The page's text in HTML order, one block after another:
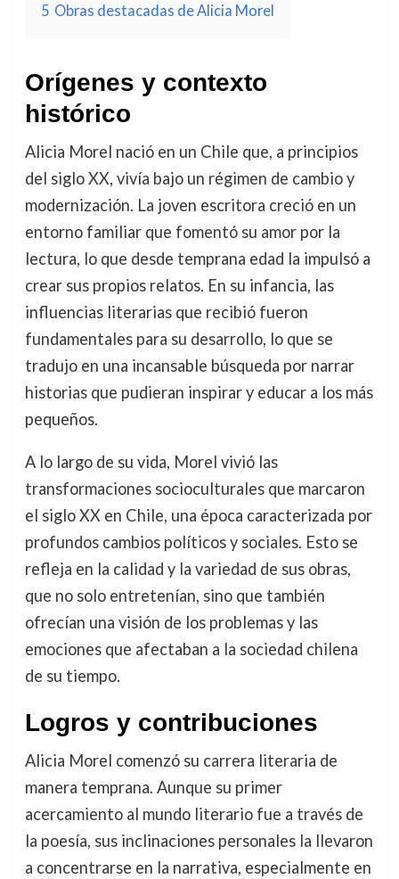
5 Obras destacadas de Alicia Morel
Orígenes y contexto
histórico
Alicia Morel nació en un Chile que, a principios
del siglo XX, vivía bajo un régimen de cambio y
modernización. La joven escritora creció en un
entorno familiar que fomentó su amor por la
lectura, lo que desde temprana edad la impulsó a
crear sus propios relatos. En su infancia, las
influencias literarias que recibió fueron
fundamentales para su desarrollo, lo que se
tradujo en una incansable búsqueda por narrar
historias que pudieran inspirar y educar a los más
pequeños.
A lo largo de su vida, Morel vivió las
transformaciones socioculturales que marcaron
el siglo XX en Chile, una época caracterizada por
profundos cambios políticos y sociales. Esto se
refleja en la calidad y la variedad de sus obras,
que no solo entretenían, sino que también
ofrecían una visión de los problemas y las
emociones que afectaban a la sociedad chilena
de su tiempo.
Logros y contribuciones
Alicia Morel comenzó su carrera literaria de
manera temprana. Aunque su primer
acercamiento al mundo literario fue a través de
la poesía, sus inclinaciones personales la llevaron
a concentrarse en la narrativa, especialmente en